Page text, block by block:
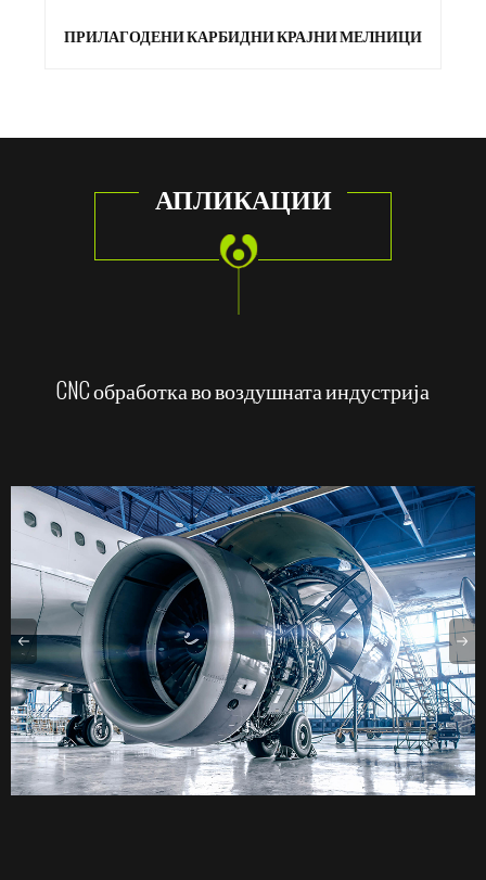
ПРИЛАГОДЕНИ КАРБИДНИ КРАЈНИ МЕЛНИЦИ
АПЛИКАЦИИ
CNC обработка во воздушната индустрија